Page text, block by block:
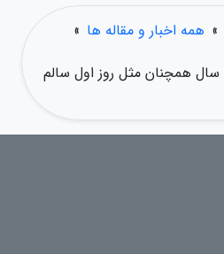
» همه اخبار و مقاله ها »
چرا جسد لنین بعد از 100 سال همچنان مثل روز اول سالم